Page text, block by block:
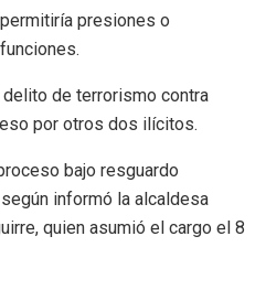
presiones o
delito de terrorismo contra
por otros dos ilícitos.
bajo resguardo
informó la alcaldesa
quien asumió el cargo el 8